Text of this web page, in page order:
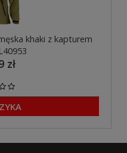
khaki z kapturem
zł